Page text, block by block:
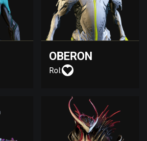
OBERON
Rol: